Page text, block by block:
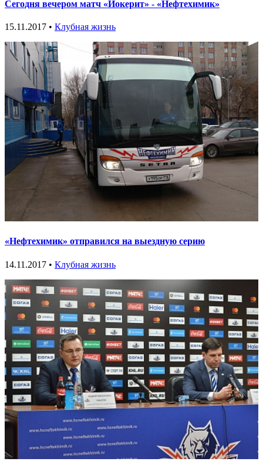
Сегодня вечером матч «Йокерит» - «Нефтехимик»
15.11.2017 • Клубная жизнь
«Нефтехимик» отправился на выездную серию
14.11.2017 • Клубная жизнь